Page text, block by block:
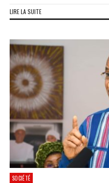
LIRE LA SUITE
SOCIÉTÉ